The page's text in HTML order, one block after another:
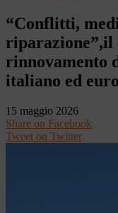
“Conflitti,
riparazione”,il
rinnovamento
italiano ed
15 maggio 2026
Share on Facebook
Tweet on Twitter